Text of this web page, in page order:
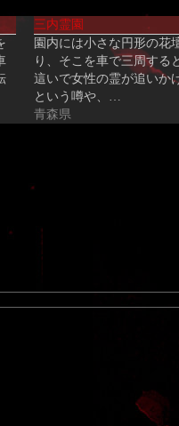
三内霊園
園内には小さな円形の花
り、そこを車で三周する
這いで女性の霊が追いか
という噂や、…
青森県